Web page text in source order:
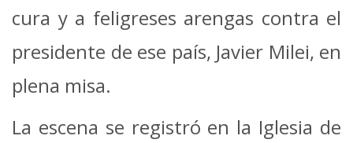
cura y a feligreses arengas contra el
presidente de ese país, Javier Milei, en
plena misa.
La escena se registró en la Iglesia de